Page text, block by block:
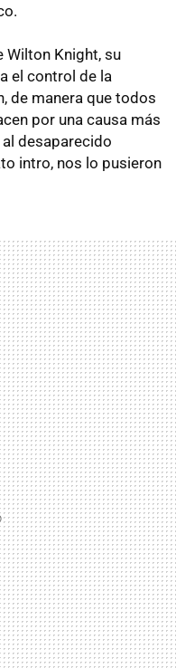
Wilton Knight, su
el control de la
de manera que todos
por una causa más
desaparecido
intro, nos lo pusieron